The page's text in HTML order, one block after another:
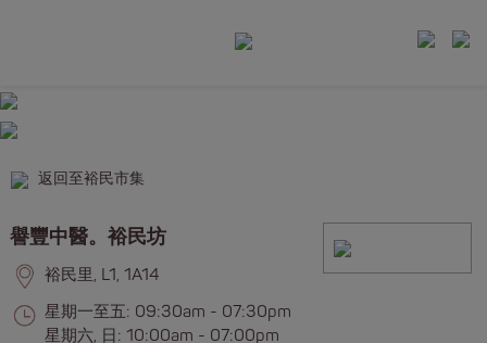
返回至裕民市集
譽豐中醫。裕民坊
裕民里, L1, 1A14
星期一至五: 09:30am - 07:30pm
星期六, 日: 10:00am - 07:00pm